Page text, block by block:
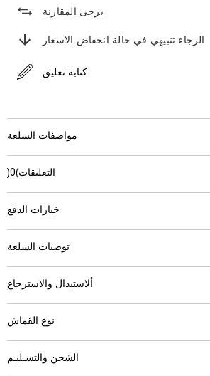
يرجى المقارنة
الرجاء تنبيهي في حالة انخفاض الاسعار
كتابة تعليق
مواصفات السلعة
التعليقات(0)
خيارات الدفع
توصيات السلعة
ألاستبدال والاسترجاع
نوع القماش
الشحن والتسـليـم